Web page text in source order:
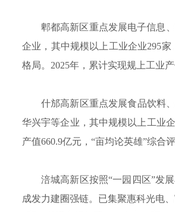
郫都高新区重点发展电子信息
企业，其中规模以上工业企业295
格局。2025年，累计实现规上工业
什邡高新区重点发展食品饮料
华兴宇等企业，其中规模以上工业
产值660.9亿元，“亩均论英雄”综合
涪城高新区按照“一园四区”发
成发力建圈强链。已集聚惠科光电